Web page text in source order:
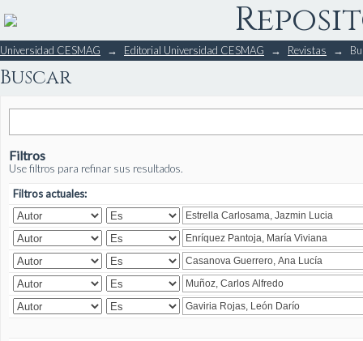
Buscar
Universidad CESMAG → Editorial Universidad CESMAG → Revistas →
Buscar
Filtros
Use filtros para refinar sus resultados.
Filtros actuales: